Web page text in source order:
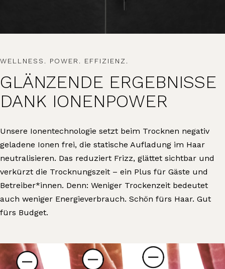
WELLNESS. POWER. EFFIZIENZ.
GLÄNZENDE ERGEBNISSE
DANK IONENPOWER
Unsere Ionentechnologie setzt beim Trocknen negativ
geladene Ionen frei, die statische Aufladung im Haar
neutralisieren. Das reduziert Frizz, glättet sichtbar und
verkürzt die Trocknungszeit – ein Plus für Gäste und
Betreiber*innen. Denn: Weniger Trockenzeit bedeutet
auch weniger Energieverbrauch. Schön fürs Haar. Gut
fürs Budget.